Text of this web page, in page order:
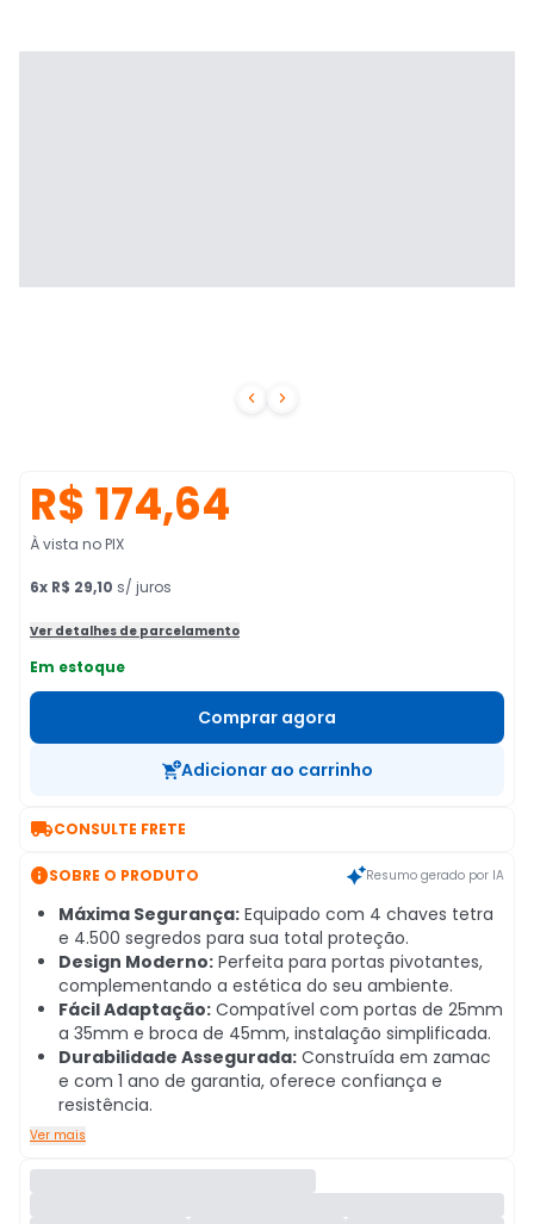
 
R$ 174,64
À vista no PIX
6x R$ 29,10 s/ juros
Ver detalhes de parcelamento
Em estoque
Comprar agora
Adicionar ao carrinho
CONSULTE FRETE
SOBRE O PRODUTO Resumo gerado por IA
Máxima Segurança: Equipado com 4 chaves tetra
e 4.500 segredos para sua total proteção.
Design Moderno: Perfeita para portas pivotantes,
complementando a estética do seu ambiente.
Fácil Adaptação: Compatível com portas de 25mm
a 35mm e broca de 45mm, instalação simplificada.
Durabilidade Assegurada: Construída em zamac
e com 1 ano de garantia, oferece confiança e
resistência.
Ver mais